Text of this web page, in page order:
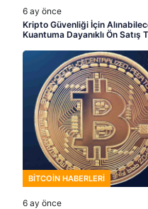
6 ay önce
Kripto Güvenliği İçin
Kuantuma Dayanıklı Ön
BITCOIN HABERLERI
6 ay önce